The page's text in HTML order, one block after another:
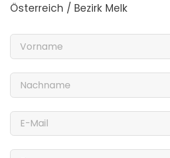
Österreich / Bezirk Melk